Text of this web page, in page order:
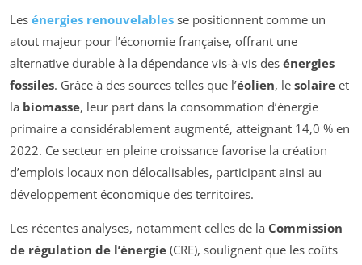
Les énergies renouvelables se positionnent comme un
atout majeur pour l’économie française, offrant une
alternative durable à la dépendance vis-à-vis des énergies
fossiles. Grâce à des sources telles que l’éolien, le solaire et
la biomasse, leur part dans la consommation d’énergie
primaire a considérablement augmenté, atteignant 14,0 % en
2022. Ce secteur en pleine croissance favorise la création
d’emplois locaux non délocalisables, participant ainsi au
développement économique des territoires.
Les récentes analyses, notamment celles de la Commission
de régulation de l’énergie (CRE), soulignent que les coûts